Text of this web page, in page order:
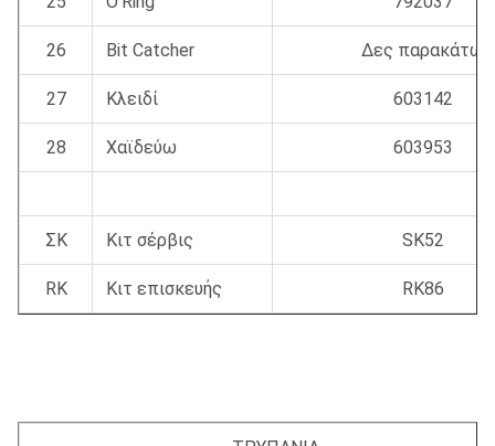
26 Bit Catcher Δες παρακάτω
27 Κλειδί 603142
28 Χαϊδεύω 603953
ΣΚ Κιτ σέρβις SK52
RK Κιτ επισκευής RK86